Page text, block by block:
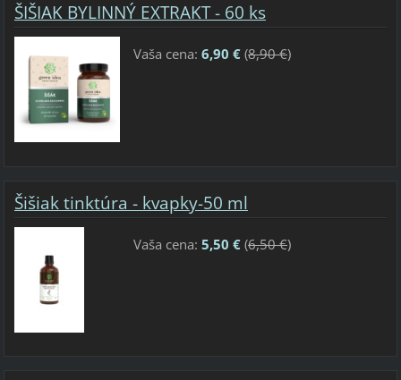
ŠIŠIAK BYLINNÝ EXTRAKT - 60 ks
Vaša cena: 6,90 €(8,90 €)
Šišiak tinktúra - kvapky-50 ml
Vaša cena: 5,50 €(6,50 €)